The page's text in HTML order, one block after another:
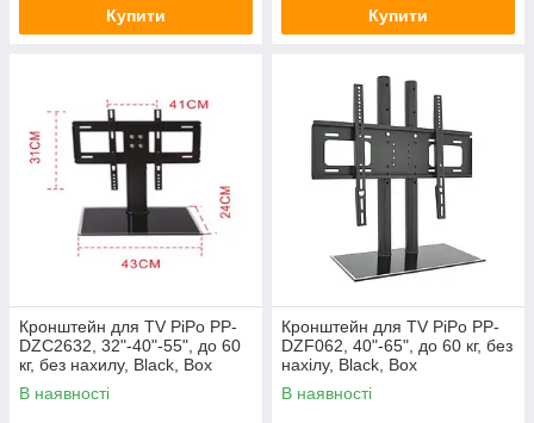
Купити Купити
Кронштейн для TV PiPo PP-
DZC2632, 32"-40"-55", до 60
кг, без нахилу, Black, Box
В наявності
Кронштейн для TV PiPo PP-
DZF062, 40"-65", до 60 кг, без
нахілу, Black, Box
В наявності